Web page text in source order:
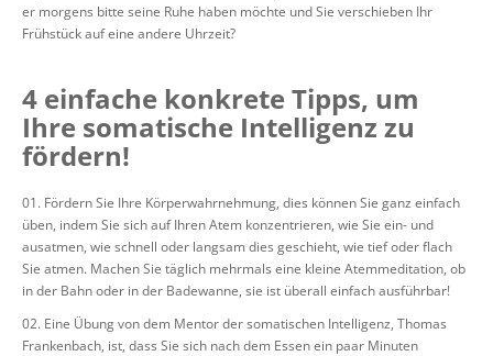
er morgens bitte seine Ruhe haben möchte und Sie verschieben Ihr
Frühstück auf eine andere Uhrzeit?
4 einfache konkrete Tipps, um
Ihre somatische Intelligenz zu
fördern!
Fördern Sie Ihre Körperwahrnehmung, dies können Sie ganz einfach
üben, indem Sie sich auf Ihren Atem konzentrieren, wie Sie ein- und
ausatmen, wie schnell oder langsam dies geschieht, wie tief oder flach
Sie atmen. Machen Sie täglich mehrmals eine kleine Atemmeditation, ob
in der Bahn oder in der Badewanne, sie ist überall einfach ausführbar!
Eine Übung von dem Mentor der somatischen Intelligenz, Thomas
Frankenbach, ist, dass Sie sich nach dem Essen ein paar Minuten